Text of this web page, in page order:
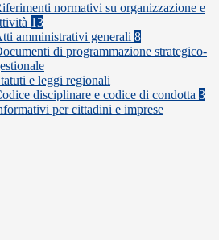
normativi su organizzazione e
13
amministrativi generali 8
di programmazione strategico-
e leggi regionali
disciplinare e codice di condotta 3
per cittadini e imprese